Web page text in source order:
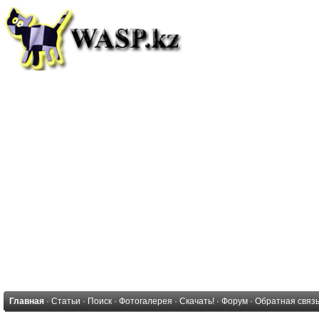
Главная · Статьи · Поиск · Фотогалерея · Скачать! · Форум · Обратная связь